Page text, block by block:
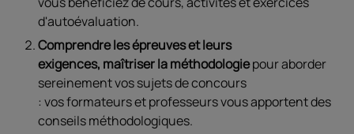
d'autoévaluation.
Comprendre les épreuves et leurs
exigences, maîtriser la méthodologiepour aborder
sereinement vos sujets de concours
: vos formateurs et professeurs vous apportent des
conseils méthodologiques.